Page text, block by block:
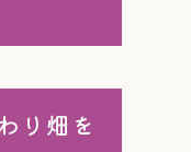
り畑を